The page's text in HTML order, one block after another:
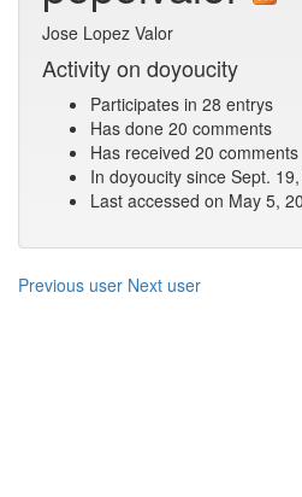
Jose Lopez Valor
Activity on doyoucity
Participates in 28 entrys
Has done 20 comments
Has received 20 comments
In doyoucity since Sept.
Last accessed on May 5,
Previous user Next user